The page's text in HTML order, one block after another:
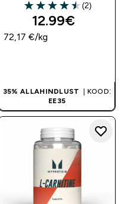
4.5 out of 5 stars
(2)
12.99€‎
72,17 €‎/kg
35% ALLAHINDLUST
| KOOD:
EE35